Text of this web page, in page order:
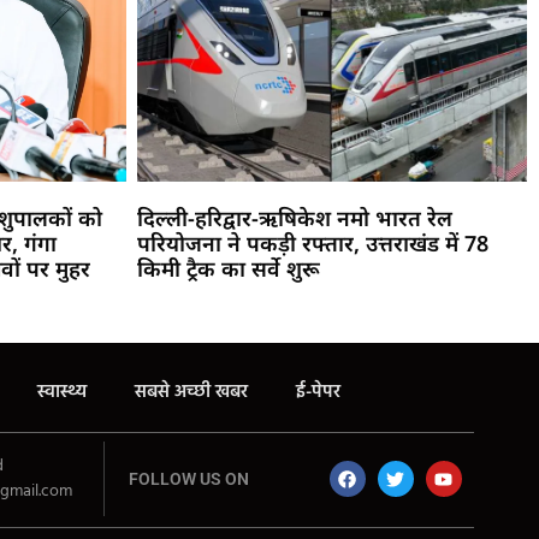
को
गंगा
पर मुहर
दिल्ली-हरिद्वार-ऋषिकेश नमो भारत रेल
परियोजना ने पकड़ी रफ्तार, उत्तराखंड में 78
किमी ट्रैक का सर्वे शुरू
स्वास्थ्य सबसे अच्छी खबर ई-पेपर
FOLLOW US ON